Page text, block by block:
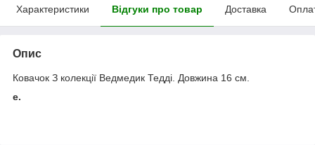
Характеристики Відгуки про товар Доставка
Опис
Ковачок З колекції Ведмедик Тедді. Довжина 16 см.
е.